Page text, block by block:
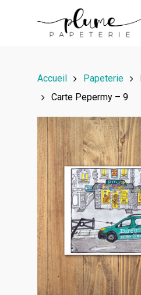
Accueil Papeterie
Carte Pepermy – 9